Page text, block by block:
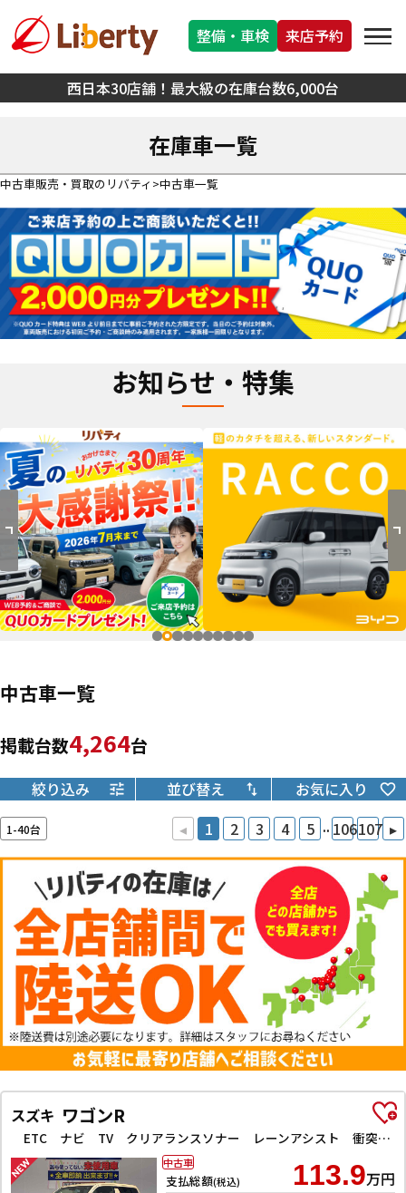
西日本30店舗！最大級の在庫台数6,000台
整備・車検 来店予約
在庫車一覧
中古車販売・買取のリバティ 中古車一覧
お知らせ・特集
中古車一覧
掲載台数4,264台
絞り込み 並び替え お気に入り
1-40台 ◂ 1 2 3 4 5 .. 106107 ▸
スズキ ワゴンR
ETC ナビ TV クリアランスソナー レーンアシスト 衝突被害軽減システム オートライト スマートキー アイドリングストップ 電動格納ミラー シートヒーター ベンチシート CVT ESC CD
支払総額(税込) 113.9万円
中古車